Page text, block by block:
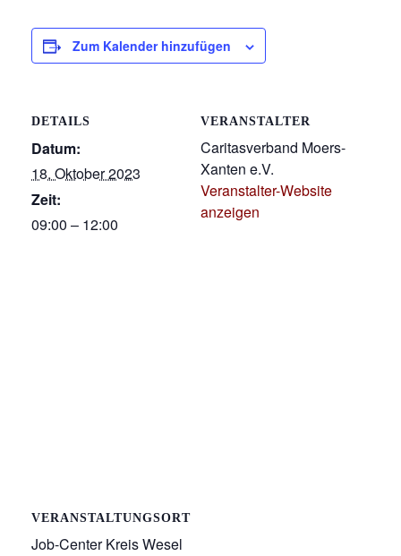
Zum Kalender hinzufügen
DETAILS
Datum:
18. Oktober 2023
Zeit:
09:00 – 12:00
VERANSTALTER
Caritasverband Moers-
Xanten e.V.
Veranstalter-Website
anzeigen
VERANSTALTUNGSORT
Job-Center Kreis Wesel